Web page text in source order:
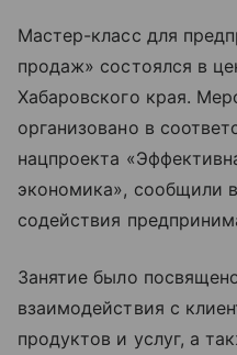
Мастер-класс для
продаж» состоялся в
Хабаровского края.
организовано в
нацпроекта
экономика», сообщили
содействия
Занятие было
взаимодействия с
продуктов и услуг, а